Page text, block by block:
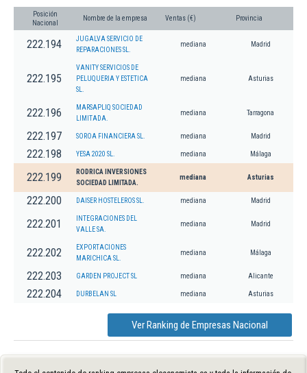
Posición
Nacional
Nombre de la empresa Ventas (€) Provincia
222.194
JUGALVA SERVICIO DE
REPARACIONES SL.
mediana Madrid
222.195
VANITY SERVICIOS DE
PELUQUERIA Y ESTETICA
SL.
mediana Asturias
222.196
MARSAPLIQ SOCIEDAD
LIMITADA.
mediana Tarragona
222.197 SOROA FINANCIERA SL. mediana Madrid
222.198 YESA 2020 SL. mediana Málaga
222.199
RODRICA INVERSIONES
SOCIEDAD LIMITADA.
mediana Asturias
222.200 DAISER HOSTELEROS SL. mediana Madrid
222.201
INTEGRACIONES DEL
VALLE SA.
mediana Madrid
222.202
EXPORTACIONES
MARICHICA SL.
mediana Málaga
222.203 GARDEN PROJECT SL mediana Alicante
222.204 DURBELAN SL mediana Asturias
Ver Ranking de Empresas Nacional